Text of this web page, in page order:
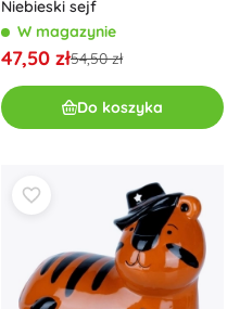
Niebieski sejf
W magazynie
47,50 zł54,50 zł
Do koszyka